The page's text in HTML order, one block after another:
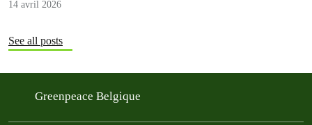
la crise.
14 avril 2026
See all posts
Greenpeace Belgique